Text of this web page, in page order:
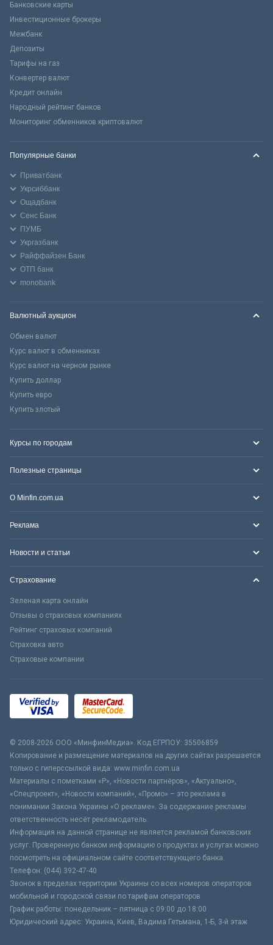
Банковские карты
Инвестиционные брокеры
Межбанк
Депозиты
Тарифы на газ
Конвертер валют
Кредит онлайн
Народный рейтинг банков
Мониторинг обменников криптовалют
Популярные банки
Приватбанк
Укрсиббанк
Ощадбанк
Сенс Банк
ПУМБ
Укргазбанк
Райффайзен Банк
ОТП банк
monobank
Валютный аукцион
Обмен валют
Курс валют в обменниках
Курс валют на черном рынке
Купить доллар
Купить евро
Купить злотый
Курсы по городам
Полезные страницы
О Minfin.com.ua
Реклама
Новости и статьи
Страхование
Зеленая карта онлайн
Отзывы о страховых компаниях
Рейтинг страховых компаний
Страховка авто
Страховые компании
© 2008-2026 ООО «МинфинМедиа». Код ЕГРПОУ: 35506859
Копирование и размещение материалов на других сайтах разрешается
только с гиперссылкой вида: www.minfin.com.ua
Материалы с пометками «Р», «Новости партнёров», «Актуально»,
«Спецпроект», «Новости компаний», «Промо» – это реклама в
понимании Закона Украины «О рекламе». За содержание рекламы
ответственность несёт рекламодатель.
Информация на данной странице не является рекламой банковских
услуг. Проверенную банком информацию о продуктах и услугах можно
посмотреть на официальном сайте соответствующего банка.
Телефон: (044) 392-47-40
Звонок в пределах территории Украины со всех номеров операторов
мобильной и городской связи по тарифам операторов
График работы: понедельник – пятница с 09:00 до 18:00
Юридический адрес: Украина, Киев, Вадима Гетьмана, 1-Б, 3-й этаж